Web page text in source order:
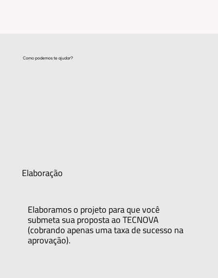
Como podemos te ajudar?
Elaboração
Elaboramos o projeto para que você
submeta sua proposta ao TECNOVA
(cobrando apenas uma taxa de sucesso na
aprovação).